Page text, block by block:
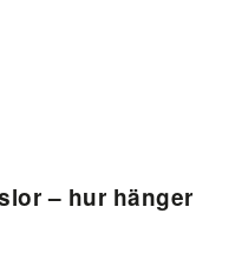
– hur hänger